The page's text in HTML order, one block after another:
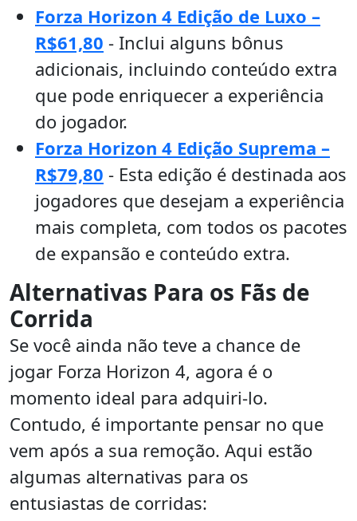
Forza Horizon 4 Edição de Luxo –
R$61,80 - Inclui alguns bônus
adicionais, incluindo conteúdo extra
que pode enriquecer a experiência
do jogador.
Forza Horizon 4 Edição Suprema –
R$79,80 - Esta edição é destinada aos
jogadores que desejam a experiência
mais completa, com todos os pacotes
de expansão e conteúdo extra.
Alternativas Para os Fãs de
Corrida
Se você ainda não teve a chance de
jogar Forza Horizon 4, agora é o
momento ideal para adquiri-lo.
Contudo, é importante pensar no que
vem após a sua remoção. Aqui estão
algumas alternativas para os
entusiastas de corridas: